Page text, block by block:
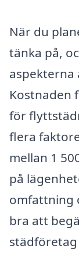
När du
tänka på,
aspekterna
Kostnaden
för
flera
mellan 1
på
omfattning
bra att